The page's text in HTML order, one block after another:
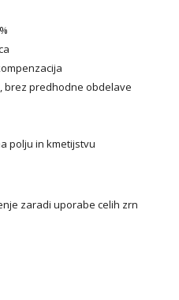
brez predhodne obdelave
polju in kmetijstvu
zaradi uporabe celih zrn